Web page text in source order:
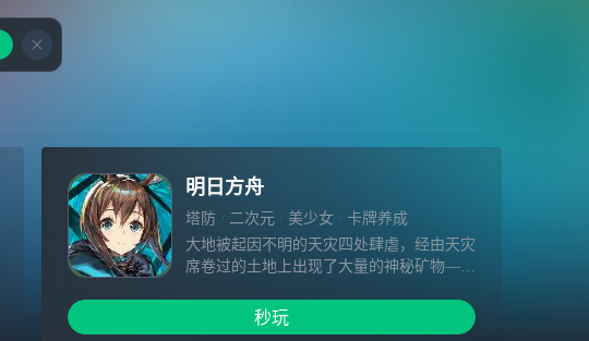
明日方舟
塔防 二次元 美少女
卡牌养成
大地被起因不明的天灾四处肆虐，经由天灾
席卷过的土地上出现了大量的神秘矿物——
依赖于技术的进步，源石蕴含的能量投入工
业后使得文明顺利迈入现代，与此同时，源
秒玩